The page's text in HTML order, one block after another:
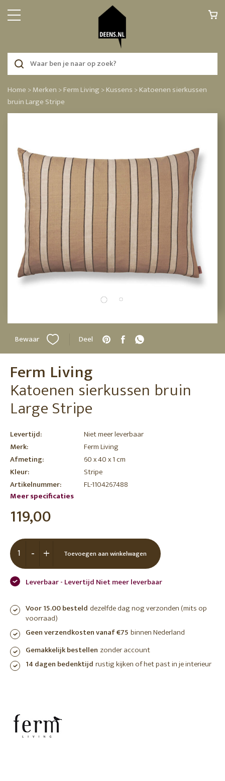
Home >Merken >Ferm Living >Kussens >Katoenen sierkussen
bruin Large Stripe
Bewaar Deel
Ferm Living
Katoenen sierkussen bruin
Large Stripe
Levertijd:
Niet meer leverbaar
Merk:
Ferm Living
Afmeting:
60 x 40 x 1 cm
Kleur:
Stripe
Artikelnummer:
FL-1104267488
Meer specificaties
119,00
+
- Toevoegen aan winkelwagen
Leverbaar - Levertijd Niet meer leverbaar
Voor 15.00 besteld dezelfde dag nog verzonden (mits op
voorraad)
Geen verzendkosten vanaf €75 binnen Nederland
Gemakkelijk bestellen zonder account
14 dagen bedenktijd rustig kijken of het past in je interieur